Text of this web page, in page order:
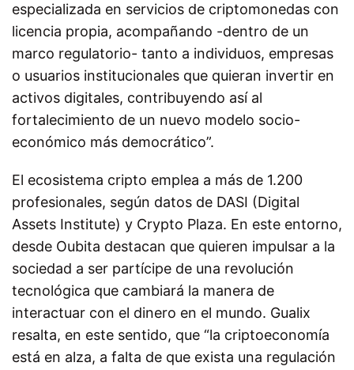
especializada en servicios de criptomonedas con
licencia propia, acompañando -dentro de un
marco regulatorio- tanto a individuos, empresas
o usuarios institucionales que quieran invertir en
activos digitales, contribuyendo así al
fortalecimiento de un nuevo modelo socio-
económico más democrático”.
El ecosistema cripto emplea a más de 1.200
profesionales, según datos de DASI (Digital
Assets Institute) y Crypto Plaza. En este entorno,
desde Oubita destacan que quieren impulsar a la
sociedad a ser partícipe de una revolución
tecnológica que cambiará la manera de
interactuar con el dinero en el mundo. Gualix
resalta, en este sentido, que “la criptoeconomía
está en alza, a falta de que exista una regulación